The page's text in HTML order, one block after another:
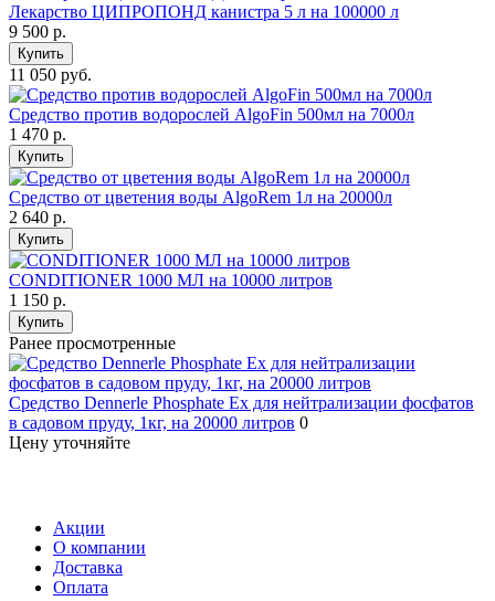
Лекарство ЦИПРОПОНД канистра 5 л на 100000 л
9 500 р.
Купить
11 050 руб.
Средство против водорослей AlgoFin 500мл на 7000л
1 470 р.
Купить
Средство от цветения воды AlgoRem 1л на 20000л
2 640 р.
Купить
CONDITIONER 1000 МЛ на 10000 литров
1 150 р.
Купить
Ранее просмотренные
Средство Dennerle Phosphate Ex для нейтрализации фосфатов
в садовом пруду, 1кг, на 20000 литров 0
Цену уточняйте
Акции
О компании
Доставка
Оплата